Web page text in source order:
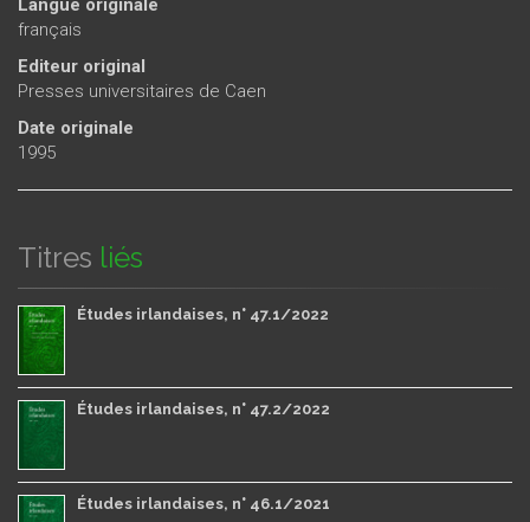
français
Editeur original
Presses universitaires de Caen
Date originale
1995
Titres liés
Études irlandaises, n° 47.1/2022
Études irlandaises, n° 47.2/2022
Études irlandaises, n° 46.1/2021